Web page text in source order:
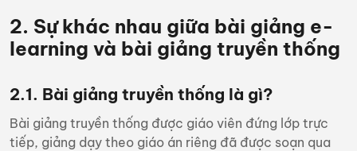
2. Sự khác nhau giữa bài giảng e-
learning và bài giảng truyền thống
2.1. Bài giảng truyền thống là gì?
Bài giảng truyền thống được giáo viên đứng lớp trực
tiếp, giảng dạy theo giáo án riêng đã được soạn qua